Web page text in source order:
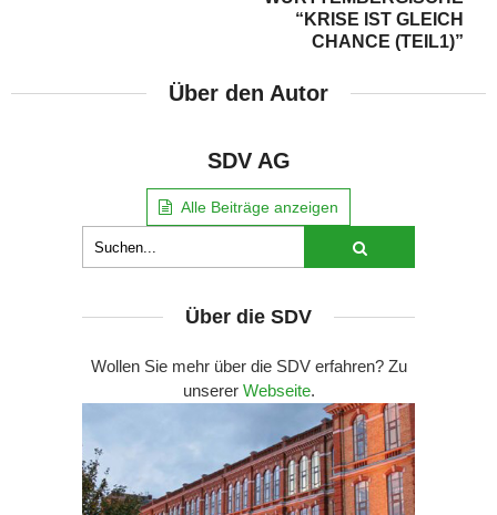
“KRISE IST GLEICH
CHANCE (TEIL1)”
Über den Autor
SDV AG
Alle Beiträge anzeigen
Über die SDV
Wollen Sie mehr über die SDV erfahren? Zu
unserer Webseite.